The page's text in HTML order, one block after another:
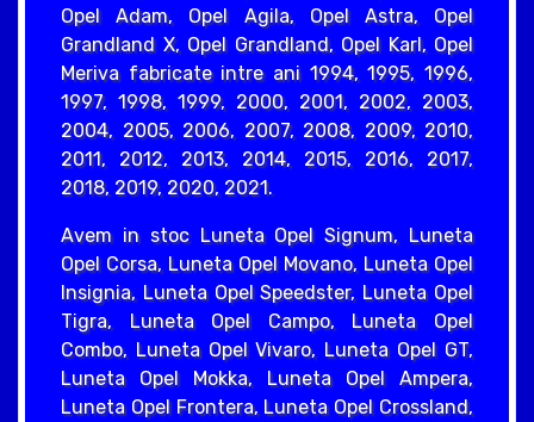
Opel Adam, Opel Agila, Opel Astra, Opel
Grandland X, Opel Grandland, Opel Karl, Opel
Meriva fabricate intre ani 1994, 1995, 1996,
1997, 1998, 1999, 2000, 2001, 2002, 2003,
2004, 2005, 2006, 2007, 2008, 2009, 2010,
2011, 2012, 2013, 2014, 2015, 2016, 2017,
2018, 2019, 2020, 2021.
Avem in stoc Luneta Opel Signum, Luneta
Opel Corsa, Luneta Opel Movano, Luneta Opel
Insignia, Luneta Opel Speedster, Luneta Opel
Tigra, Luneta Opel Campo, Luneta Opel
Combo, Luneta Opel Vivaro, Luneta Opel GT,
Luneta Opel Mokka, Luneta Opel Ampera,
Luneta Opel Frontera, Luneta Opel Crossland,